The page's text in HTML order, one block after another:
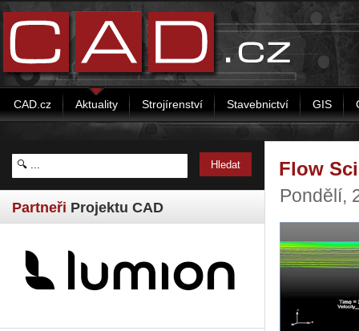
CAD.cz Aktuality Strojírenství Stavebnictví GIS
Partneři Projektu CAD
Flow
Pondělí,